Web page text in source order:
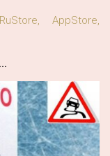
AppStore,